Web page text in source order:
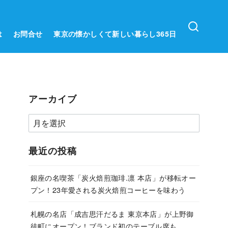
お問合せ 東京の懐かしくて新しい暮らし365日
アーカイブ
ア
ー
カ
ブ
最近の投稿
銀座の名喫茶「炭火焙煎珈琲.凛 本店」が移転オー
プン！23年愛される炭火焙煎コーヒーを味わう
札幌の名店「成吉思汗だるま 東京本店」が上野御
徒町にオープン！ブランド初のテーブル席も